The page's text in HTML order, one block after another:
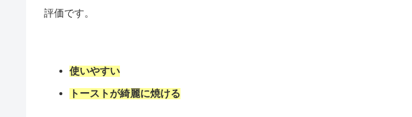
評価です。
使いやすい
トーストが綺麗に焼ける